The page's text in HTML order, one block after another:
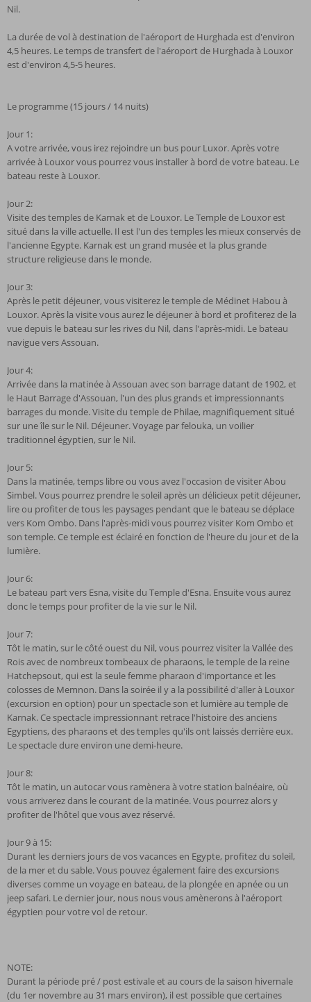
Nil.
La durée de vol à destination de l'aéroport de Hurghada est d'environ
4,5 heures. Le temps de transfert de l'aéroport de Hurghada à Louxor
est d'environ 4,5-5 heures.
Le programme (15 jours / 14 nuits)
Jour 1:
A votre arrivée, vous irez rejoindre un bus pour Luxor. Après votre
arrivée à Louxor vous pourrez vous installer à bord de votre bateau. Le
bateau reste à Louxor.
Jour 2:
Visite des temples de Karnak et de Louxor. Le Temple de Louxor est
situé dans la ville actuelle. Il est l'un des temples les mieux conservés de
l'ancienne Egypte. Karnak est un grand musée et la plus grande
structure religieuse dans le monde.
Jour 3:
Après le petit déjeuner, vous visiterez le temple de Médinet Habou à
Louxor. Après la visite vous aurez le déjeuner à bord et profiterez de la
vue depuis le bateau sur les rives du Nil, dans l'après-midi. Le bateau
navigue vers Assouan.
Jour 4:
Arrivée dans la matinée à Assouan avec son barrage datant de 1902, et
le Haut Barrage d'Assouan, l'un des plus grands et impressionnants
barrages du monde. Visite du temple de Philae, magnifiquement situé
sur une île sur le Nil. Déjeuner. Voyage par felouka, un voilier
traditionnel égyptien, sur le Nil.
Jour 5:
Dans la matinée, temps libre ou vous avez l'occasion de visiter Abou
Simbel. Vous pourrez prendre le soleil après un délicieux petit déjeuner,
lire ou profiter de tous les paysages pendant que le bateau se déplace
vers Kom Ombo. Dans l'après-midi vous pourrez visiter Kom Ombo et
son temple. Ce temple est éclairé en fonction de l'heure du jour et de la
lumière.
Jour 6:
Le bateau part vers Esna, visite du Temple d'Esna. Ensuite vous aurez
donc le temps pour profiter de la vie sur le Nil.
Jour 7:
Tôt le matin, sur le côté ouest du Nil, vous pourrez visiter la Vallée des
Rois avec de nombreux tombeaux de pharaons, le temple de la reine
Hatchepsout, qui est la seule femme pharaon d'importance et les
colosses de Memnon. Dans la soirée il y a la possibilité d'aller à Louxor
(excursion en option) pour un spectacle son et lumière au temple de
Karnak. Ce spectacle impressionnant retrace l'histoire des anciens
Egyptiens, des pharaons et des temples qu'ils ont laissés derrière eux.
Le spectacle dure environ une demi-heure.
Jour 8:
Tôt le matin, un autocar vous ramènera à votre station balnéaire, où
vous arriverez dans le courant de la matinée. Vous pourrez alors y
profiter de l'hôtel que vous avez réservé.
Jour 9 à 15:
Durant les derniers jours de vos vacances en Egypte, profitez du soleil,
de la mer et du sable. Vous pouvez également faire des excursions
diverses comme un voyage en bateau, de la plongée en apnée ou un
jeep safari. Le dernier jour, nous nous vous amènerons à l'aéroport
égyptien pour votre vol de retour.
NOTE:
Durant la période pré / post estivale et au cours de la saison hivernale
(du 1er novembre au 31 mars environ), il est possible que certaines